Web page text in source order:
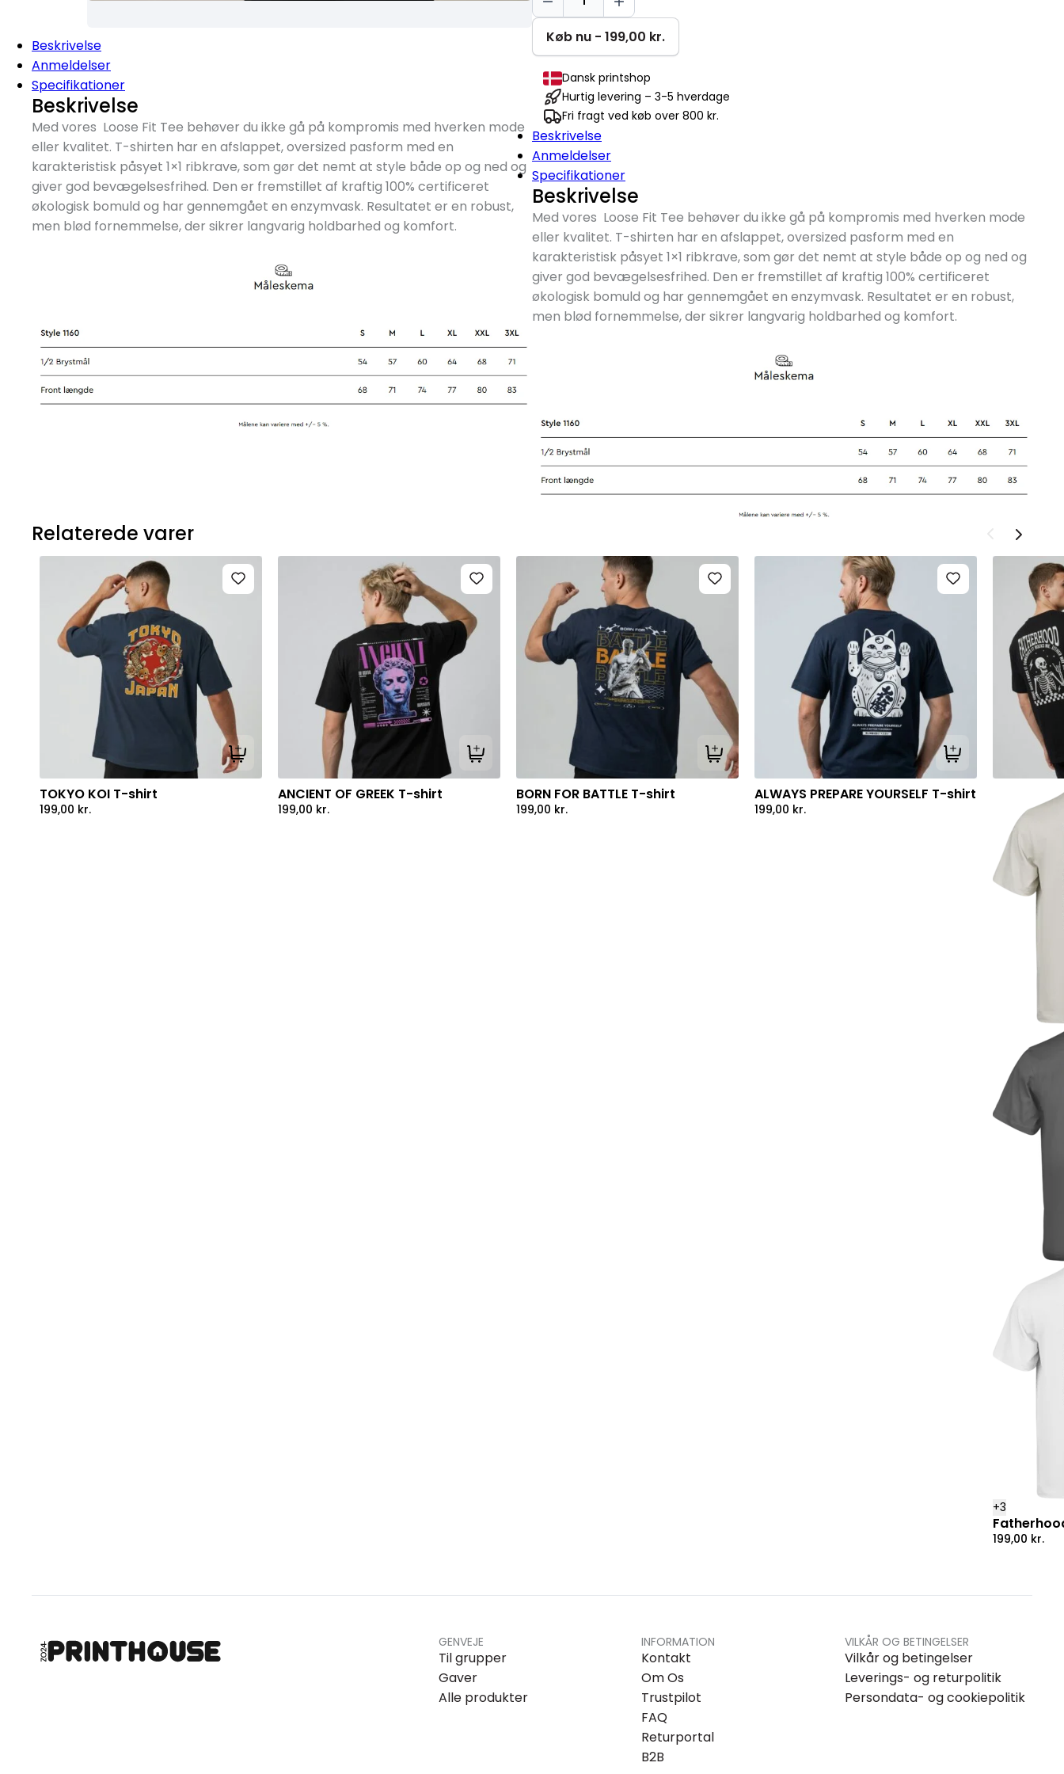
Beskrivelse
Anmeldelser
Specifikationer
Beskrivelse
Med vores Loose Fit Tee behøver du ikke gå på kompromis med hverken mode
eller kvalitet. T-shirten har en afslappet, oversized pasform med en
karakteristisk påsyet 1×1 ribkrave, som gør det nemt at style både op og ned og
giver god bevægelsesfrihed. Den er fremstillet af kraftig 100% certificeret
økologisk bomuld og har gennemgået en enzymvask. Resultatet er en robust,
men blød fornemmelse, der sikrer langvarig holdbarhed og komfort.
OF
DRAGON
T-
shirt
antal
Køb nu - 199,00 kr.
Dansk printshop
Hurtig levering – 3-5 hverdage
Fri fragt ved køb over 800 kr.
Beskrivelse
Anmeldelser
Specifikationer
Beskrivelse
Med vores Loose Fit Tee behøver du ikke gå på kompromis med hverken mode
eller kvalitet. T-shirten har en afslappet, oversized pasform med en
karakteristisk påsyet 1×1 ribkrave, som gør det nemt at style både op og ned og
giver god bevægelsesfrihed. Den er fremstillet af kraftig 100% certificeret
økologisk bomuld og har gennemgået en enzymvask. Resultatet er en robust,
men blød fornemmelse, der sikrer langvarig holdbarhed og komfort.
Relaterede varer
Tilføj til kurv
TOKYO KOI T-shirt
199,00 kr.
Tilføj til kurv
ANCIENT OF GREEK T-shirt
199,00 kr.
Tilføj til kurv
BORN FOR BATTLE T-shirt
199,00 kr.
Tilføj til kurv
ALWAYS PREPARE YOURSELF T-shirt
199,00 kr.
+3
199,00 kr.
GENVEJE
Til grupper
Gaver
Alle produkter
INFORMATION
Kontakt
Om Os
Trustpilot
FAQ
Returportal
B2B
VILKÅR OG BETINGELSER
Vilkår og betingelser
Leverings- og returpolitik
Persondata- og cookiepolitik